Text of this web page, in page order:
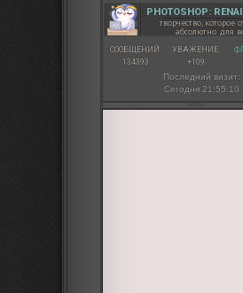
PHOTOSHOP:
творчество, которое
абсолютно для
СООБЩЕНИЙ:
134393
УВАЖЕНИЕ:
+109
Последний визит:
Сегодня 21:55:10